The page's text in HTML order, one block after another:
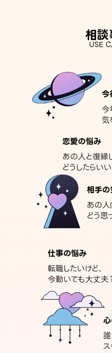
相
USE
今
今
気
恋愛の悩み
あの人と復縁
どうしたらい
相手の
あの人
どう思
仕事の悩み
転職したいけど、
今動いても大丈夫